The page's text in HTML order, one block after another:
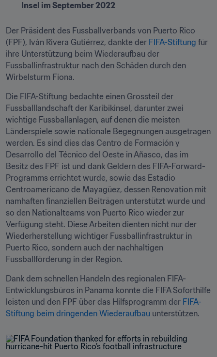
Insel im September 2022
Der Präsident des Fussballverbands von Puerto Rico
(FPF), Iván Rivera Gutiérrez, dankte der FIFA-Stiftung für
ihre Unterstützung beim Wiederaufbau der
Fussballinfrastruktur nach den Schäden durch den
Wirbelsturm Fiona.
Die FIFA-Stiftung bedachte einen Grossteil der
Fussballlandschaft der Karibikinsel, darunter zwei
wichtige Fussballanlagen, auf denen die meisten
Länderspiele sowie nationale Begegnungen ausgetragen
werden. Es sind dies das Centro de Formación y
Desarrollo del Técnico del Oeste in Añasco, das im
Besitz des FPF ist und dank Geldern des FIFA-Forward-
Programms errichtet wurde, sowie das Estadio
Centroamericano de Mayagüez, dessen Renovation mit
namhaften finanziellen Beiträgen unterstützt wurde und
so den Nationalteams von Puerto Rico wieder zur
Verfügung steht. Diese Arbeiten dienten nicht nur der
Wiederherstellung wichtiger Fussballinfrastruktur in
Puerto Rico, sondern auch der nachhaltigen
Fussballförderung in der Region.
Dank dem schnellen Handeln des regionalen FIFA-
Entwicklungsbüros in Panama konnte die FIFA Soforthilfe
leisten und den FPF über das Hilfsprogramm der FIFA-
Stiftung beim dringenden Wiederaufbau unterstützen.